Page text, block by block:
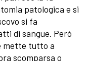
patologica e si
si fa
di sangue. Però
mette tutto a
scomparsa o